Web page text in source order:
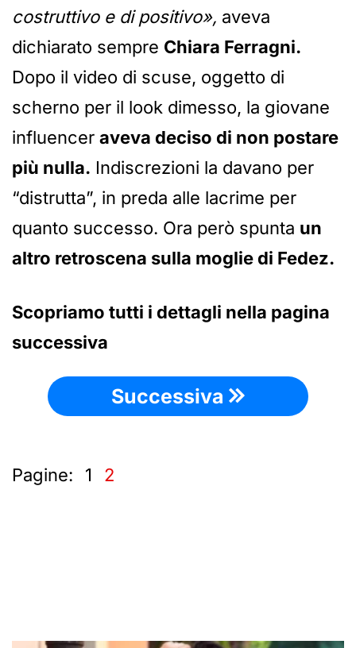
costruttivo e di positivo», aveva
dichiarato sempre Chiara Ferragni.
Dopo il video di scuse, oggetto di
scherno per il look dimesso, la giovane
influencer aveva deciso di non postare
più nulla. Indiscrezioni la davano per
“distrutta”, in preda alle lacrime per
quanto successo. Ora però spunta un
altro retroscena sulla moglie di Fedez.
Scopriamo tutti i dettagli nella pagina
successiva
Successiva
Pagine: 1 2